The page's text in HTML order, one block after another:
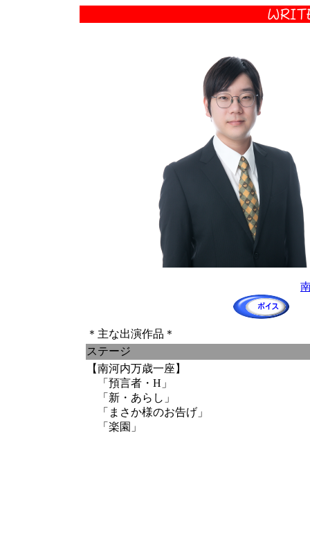
＊主な出演作品＊
ステージ
【南河内万歳一座】
「預言者・H」
「新・あらし」
「まさか様のお告げ」
「楽園」